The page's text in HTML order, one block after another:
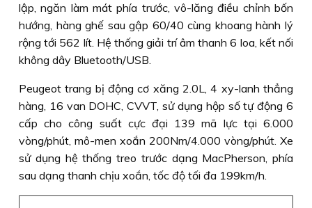
lập, ngăn làm mát phía trước, vô-lăng điều chỉnh bốn
hướng, hàng ghế sau gập 60/40 cùng khoang hành lý
rộng tới 562 lít. Hệ thống giải trí âm thanh 6 loa, kết nối
không dây Bluetooth/USB.
Peugeot trang bị động cơ xăng 2.0L, 4 xy-lanh thẳng
hàng, 16 van DOHC, CVVT, sử dụng hộp số tự động 6
cấp cho công suất cực đại 139 mã lực tại 6.000
vòng/phút, mô-men xoắn 200Nm/4.000 vòng/phút. Xe
sử dụng hệ thống treo trước dạng MacPherson, phía
sau dạng thanh chịu xoắn, tốc độ tối đa 199km/h.